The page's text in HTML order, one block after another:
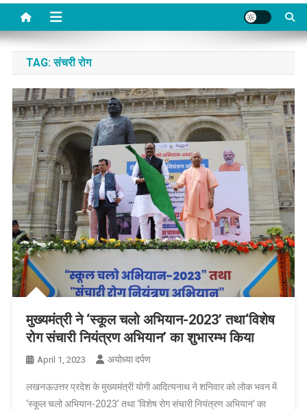
TAG:संचरी रोग
मुख्यमंत्री ने ‘स्कूल चलो अभियान-2023’ तथा‘विशेष
रोग संचारी नियंत्रण अभियान’ का शुभारम्भ किया
April 1, 2023 अयोध्या दर्पण
लखनऊउत्तर प्रदेश के मुख्यमंत्री योगी आदित्यनाथ ने शनिवार को लोक भवन में
‘स्कूल चलो अभियान-2023’ तथा ‘विशेष रोग संचारी नियंत्रण अभियान’ का